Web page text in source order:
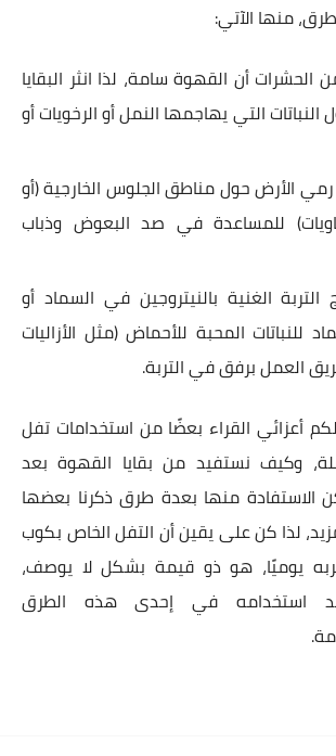
منها الآتي:
الحشرات أن القهوة سامة، لذا انثر البقايا
التي يهاجمها النمل أو الرخويات أو
الأرض حول مناطق الجلوس الخارجية (أو
للمساعدة في صد البعوض وذباب
الغنية بالنيتروجين في السماد أو
للنباتات المحبة للأحماض (مثل الأزاليات
العمل برفق في التربة.
أعزائي القراء بعضًا من استخدامات تفل
وكيف نستفيد من بقايا القهوة بعد
الاستفادة منها بعدة طرق ذكرنا بعضها
لذا كن على يقين أن التفل الخاص بكوب
يوميًا، هو ذو قيمة بشكل لا يوصف،
استخدامه في إحدى هذه الطرق